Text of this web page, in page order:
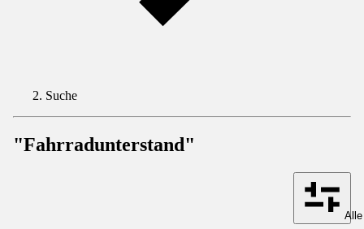
Suche
"Fahrradunterstand"